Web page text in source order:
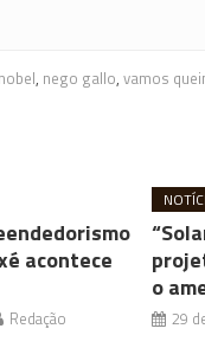
, nego gallo, vamos
acontece
Redação
o
29